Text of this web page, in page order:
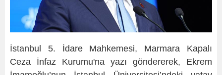
İstanbul 5. İdare Mahkemesi, Marmara Kapalı
Ceza İnfaz Kurumu'na yazı göndererek, Ekrem